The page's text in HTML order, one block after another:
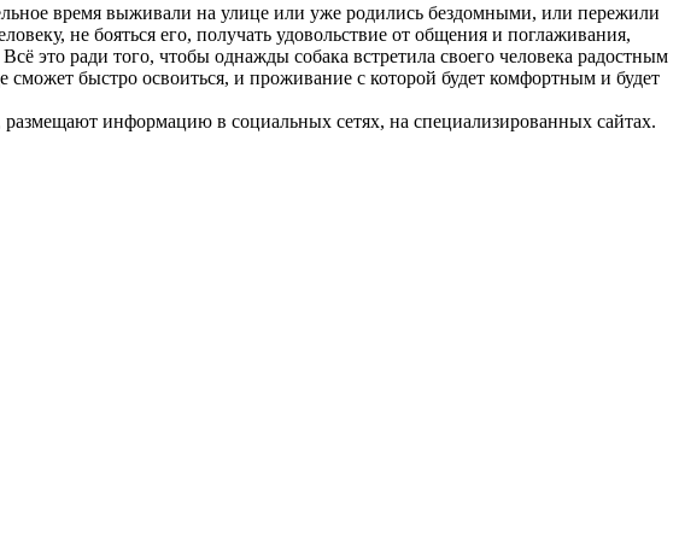
время выживали на улице или уже родились бездомными, или пережили
не бояться его, получать удовольствие от общения и поглаживания,
это ради того, чтобы однажды собака встретила своего человека радостным
сможет быстро освоиться, и проживание с которой будет комфортным и будет
информацию в социальных сетях, на специализированных сайтах.